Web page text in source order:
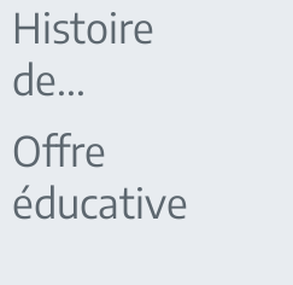
Histoire
de...
Offre
éducative